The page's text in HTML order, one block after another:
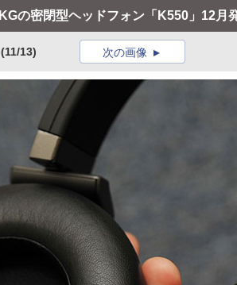
の密閉型ヘッドフォン「K550」12月
(11/13) 次の画像